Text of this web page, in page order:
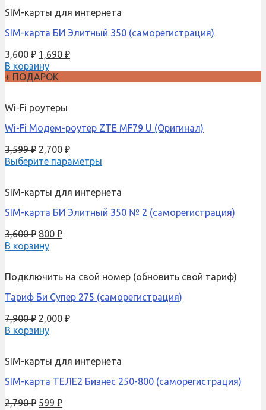
SIM-карты для интернета
SIM-карта БИ Элитный 350 (саморегистрация)
3,600₽ 1,690 ₽
В корзину
+ ПОДАРОК
Wi-Fi роутеры
Wi-Fi Модем-роутер ZTE MF79 U (Оригинал)
3,599₽ 2,700 ₽
Выберите параметры
SIM-карты для интернета
SIM-карта БИ Элитный 350 № 2 (саморегистрация)
3,600₽ 800 ₽
В корзину
Подключить на свой номер (обновить свой тариф)
Тариф Би Супер 275 (саморегистрация)
7,900₽ 2,000 ₽
В корзину
SIM-карты для интернета
SIM-карта ТЕЛЕ2 Бизнес 250-800 (саморегистрация)
2,790₽ 599 ₽